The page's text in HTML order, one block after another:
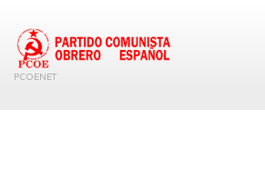
PCOENET